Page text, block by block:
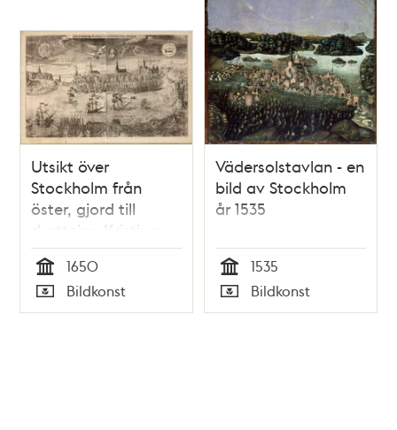
Utsikt över
Stockholm från
öster, gjord till
drottning Kristinas
kröning 1650
Tid
1650
Typ
Bildkonst
Vädersolstavlan - en
bild av Stockholm
år 1535
Tid
1535
Typ
Bildkonst